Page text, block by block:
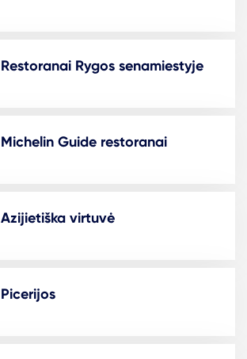
Restoranai Rygos senamiestyje
Michelin Guide restoranai
Azijietiška virtuvė
Picerijos